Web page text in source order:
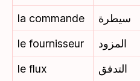
la commande سيطرة
le fournisseur
المزود
le flux
التدفق